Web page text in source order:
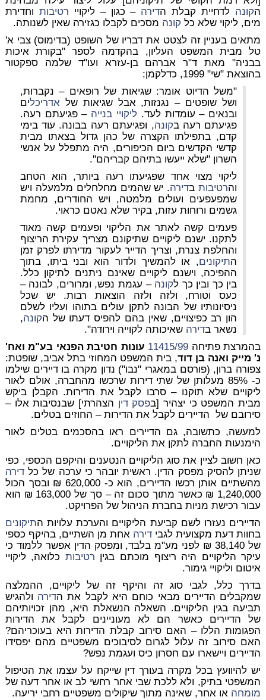
הקונה לדחיית קבלת הדירה – כגון – ליקויי רטיבות וחדירת
מים, ליקוי שלא כל קונה מסכים לקבלו כגזירה שאין לשנותה.
מתאים בעניין זה לצטט את דבריו של השופט (בדימוס) צבי א'
טל מבית המשפט העליון, בהקדמה לספר "בקורת איכות
בבניה" מאת ד"ר אברהם בן-עזרא ועו"ד שלמה ספקטור
בהוצאת "שי" 1999, כדלקמן:
"משל הדיוט אומר: שגיאות של רופאים – נקברות,
ושל שופטים – נגנזות, אבל שגיאות של אדריכלים
ובנאים – עומדות לעד. ליקויי בנייה – פגיעתם רעה.
פגיעתם רעה בקונה, ופגיעתם רעה בבונה. עוד בימי
קדם, בתפילתו הקצרה של כהן גדול בצאתו מבית
קדשי הקדשים ביום הכיפורים, היה מתפלל על אנשי
השרון "שלא ייעשו בתיהם קבריהם".
ליקוי מצוי אחד שפגיעתו רעה ביותר, הוא הטחב
והרטיבותבדירה. יש שהמים מחלחלים מלמעלה ויש
שמפעפעים ועולים מלמטה, ויש החודרים, מחמת
גשמים ורוחות עזות, בקיר שלא נאטם כראוי.
פעמים קשה לאתר את הליקוי ופעמים קשה מאוד
לתקנו. ישנם ליקויים שתיקונם מצריך עקירת הריצוף
והחלפת צנרת, וצריך הדייר לעקור מדירתו לפרק זמן
התיקונים, או להמשיך ולדור הוא ובני ביתו, בתוך
ההפיכה, וישנם ליקויים שאינם ניתנים לתיקון כלל.
בין כך ובין כך לקונה – עגמת נפש, ומרורים, לבונה –
כעס וטורח, ולזה ולזה הוצאות רבות. יש שכל
ניסיונותיו של הבונה לתקן עולים בתוהו ועליו לשלם
הון רב כפיצויים, שאין בהם להפיס דעתו של הקונה,
נשאר בדירה שאיכותה לקוייה וירודה".
בהמרצת פתיחה 11415/99 עונות חטיבת הפנאי בע"מ ואח'
נ' מייק ואנה בן דוד, בית המשפט המחוזי בתל אביב, שופטת:
צפורה ברון, (פורסם במאגרי "נבו") נדון מקרה בו דיירים שילמו
כ- 85% מעלותן של שתי דירות שרכשו מהחברה, אולם לאור
ליקויים שלא תוקנו – סרבו לקבל את הדירות. הקבלן ביקש
מבית המשפט כי יצהיר [בפסק דין הצהרתי] שבנסיבות אלו –
סירובם של הדיירים לקבל את הדירות – החוזים בטלים.
למעשה, כתשובה, גם הדיירים ראו בהסכמים בטלים לאור
הימנעות החברה לתקן את הליקויים.
כאן חשוב לציין את סוג הליקויים הנטענים והיקפם הכספי, כפי
שניתן להסיק מפסק הדין. ראשית יובהר כי ערכה של כלדירה
מהשתיים אותן רכשו הדיירים, הוא כ- 620,000 ₪ ובסך הכול
1,240,000 ₪ כאשר מתוך סכום זה – סך של 163,000 ₪ הוא
עבור רכישת מניות בחברת הניהול של הפרויקט.
הדיירים נעזרו לשם קביעת הליקויים והערכת עלויות התיקונים
בחוות דעת מקצועית לגבי דירה אחת מן השתיים, בהיקף כספי
של 38,140 ₪ לפני מע"מ בלבד, ומפסק הדין אפשר ללמוד כי
עיקר הליקויים היה ריצוף מוכתם בגין רטיבות כלואה, ליקויי
איטום וליקויי גימור.
בדרך כלל, לגבי סוג זה והיקף זה של ליקויים, ההמלצה
שמקבלים הדיירים מבאי כוחם היא לקבל את הדירה ולהגיש
תביעה בגין הליקויים. השאלה הנשאלת היא, מהן זכויותיהם
של הדיירים כאשר הם לא מעוניינים לקבל את הדירות
הפגומות הללו – האם סירוב קבלת הדירות היא בעוכריהם?
האם סירוב זה עלול לגרום לסיבוכים משפטיים מהם יפסידו
הדיירים ויישארו עם חסרון כיס ועגמת נפש?
יש להיוועץ בכל מקרה בעורך דין שייקח על עצמו את הטיפול
המשפטי בתיק, ולא ללכת שבי אחר רחשי לב או אחר דעה של
מומחה או אחר, שאינה מתוך שיקולים משפטיים רחבי יריעה.